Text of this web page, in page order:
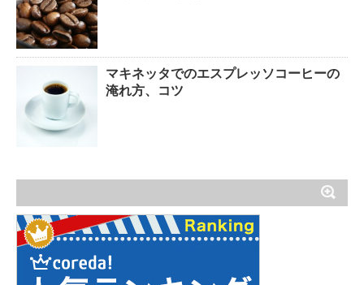
マキネッタでのエスプレッソコーヒーの
淹れ方、コツ